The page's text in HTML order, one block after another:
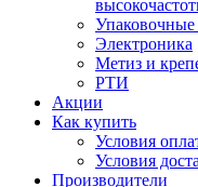
Электроника
Метиз и
РТИ
Акции
Как купить
Условия
Условия
Производители